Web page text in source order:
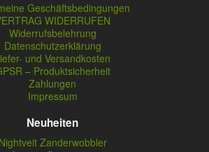
Geschäftsbedingungen
WIDERRUFEN
Widerrufsbelehrung
Datenschutzerklärung
und Versandkosten
– Produktsicherheit
Zahlungen
Impressum
Neuheiten
Nightveit Zanderwobbler